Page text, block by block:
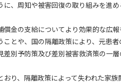
、周知や被害回復の取り組みを進
金の支給についてより効果的な広
ことや、国の隔離政策により、元患
別予防策及び差別被害救済策の一
り、隔離政策によって失われた家